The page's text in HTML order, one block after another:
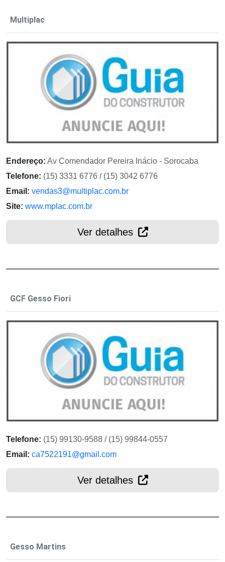
Multiplac
Endereço: Av Comendador Pereira Inácio - Sorocaba
Telefone: (15) 3331 6776 / (15) 3042 6776
Email: vendas3@multiplac.com.br
Site: www.mplac.com.br
Ver detalhes
GCF Gesso Fiori
Telefone: (15) 99130-9588 / (15) 99844-0557
Email: ca7522191@gmail.com
Ver detalhes
Gesso Martins